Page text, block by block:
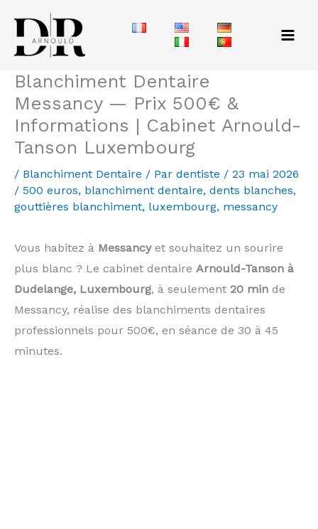
contenu
Blanchiment Dentaire
Messancy — Prix 500€ &
Informations | Cabinet Arnould-
Tanson Luxembourg
/ Blanchiment Dentaire / Par dentiste / 23 mai 2026
/ 500 euros, blanchiment dentaire, dents blanches,
gouttières blanchiment, luxembourg, messancy
Vous habitez à Messancyet souhaitez un sourire
plus blanc ? Le cabinet dentaire Arnould-Tanson à
Dudelange, Luxembourg, à seulement 20 min de
Messancy, réalise des blanchiments dentaires
professionnels pour 500€, en séance de 30 à 45
minutes.